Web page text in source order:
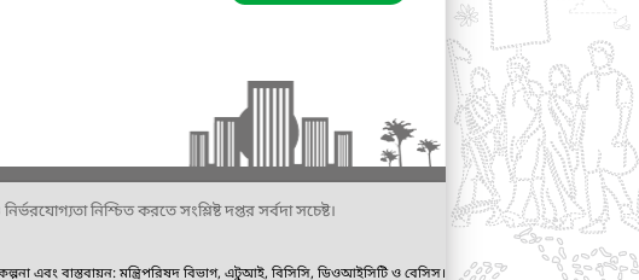
নিশ্চিত করতে সংশ্লিষ্ট দপ্তর সর্বদা সচেষ্ট।
এবং বাস্তবায়ন: মন্ত্রিপরিষদ বিভাগ, এটুআই, বিসিসি, ডিওআইসিটি ও বেসিস।